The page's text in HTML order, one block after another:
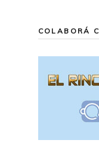
COLABORÁ